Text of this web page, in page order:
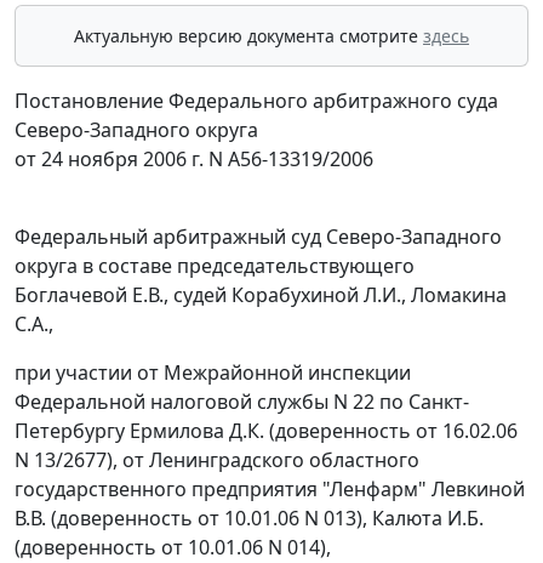
Актуальную версию документа смотрите здесь
Постановление Федерального арбитражного суда
Северо-Западного округа
от 24 ноября 2006 г. N А56-13319/2006
Федеральный арбитражный суд Северо-Западного
округа в составе председательствующего
Боглачевой Е.В., судей Корабухиной Л.И., Ломакина
С.А.,
при участии от Межрайонной инспекции
Федеральной налоговой службы N 22 по Санкт-
Петербургу Ермилова Д.К. (доверенность от 16.02.06
N 13/2677), от Ленинградского областного
государственного предприятия "Ленфарм" Левкиной
В.В. (доверенность от 10.01.06 N 013), Калюта И.Б.
(доверенность от 10.01.06 N 014),